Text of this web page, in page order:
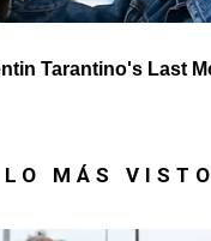
LO MÁS VISTO